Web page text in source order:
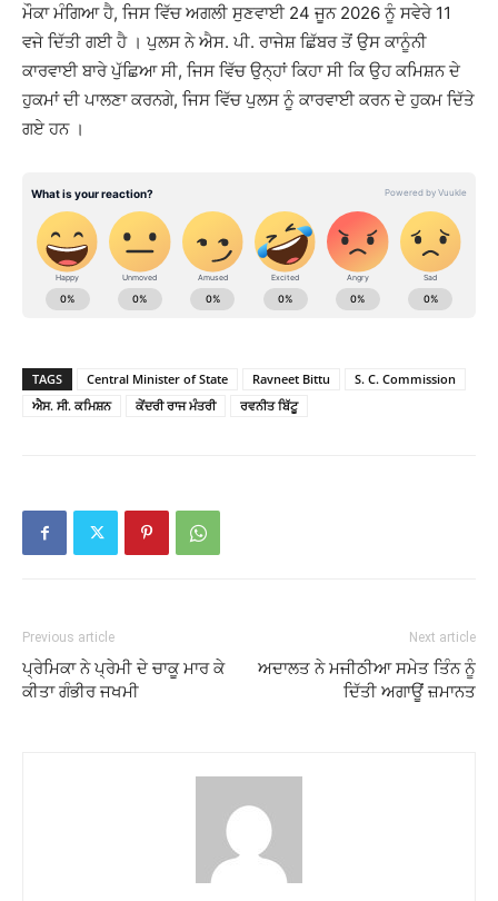
ਮੌਕਾ ਮੰਗਿਆ ਹੈ, ਜਿਸ ਵਿੱਚ ਅਗਲੀ ਸੁਣਵਾਈ 24 ਜੂਨ 2026 ਨੂੰ ਸਵੇਰੇ 11
ਵਜੇ ਦਿੱਤੀ ਗਈ ਹੈ । ਪੁਲਸ ਨੇ ਐਸ. ਪੀ. ਰਾਜੇਸ਼ ਛਿੱਬਰ ਤੋਂ ਉਸ ਕਾਨੂੰਨੀ
ਕਾਰਵਾਈ ਬਾਰੇ ਪੁੱਛਿਆ ਸੀ, ਜਿਸ ਵਿੱਚ ਉਨ੍ਹਾਂ ਕਿਹਾ ਸੀ ਕਿ ਉਹ ਕਮਿਸ਼ਨ ਦੇ
ਹੁਕਮਾਂ ਦੀ ਪਾਲਣਾ ਕਰਨਗੇ, ਜਿਸ ਵਿੱਚ ਪੁਲਸ ਨੂੰ ਕਾਰਵਾਈ ਕਰਨ ਦੇ ਹੁਕਮ ਦਿੱਤੇ
ਗਏ ਹਨ ।
TAGS Central Minister of State Ravneet Bittu
S. C. Commission
ਐਸ. ਸੀ. ਕਮਿਸ਼ਨ
ਕੇਂਦਰੀ ਰਾਜ ਮੰਤਰੀ ਰਵਨੀਤ ਬਿੱਟੂ
Previous article
ਪ੍ਰੇਮਿਕਾ ਨੇ ਪ੍ਰੇਮੀ ਦੇ ਚਾਕੂ ਮਾਰ ਕੇ
ਕੀਤਾ ਗੰਭੀਰ ਜਖਮੀ
Next article
ਅਦਾਲਤ ਨੇ ਮਜੀਠੀਆ ਸਮੇਤ ਤਿੰਨ ਨੂੰ
ਦਿੱਤੀ ਅਗਾਊਂ ਜ਼ਮਾਨਤ